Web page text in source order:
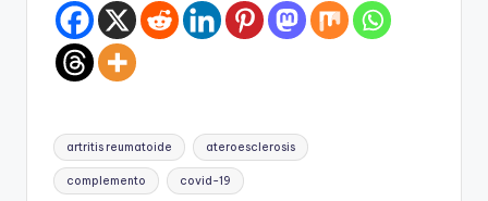
Etiquetas:
artritis reumatoide ateroesclerosis
complemento covid-19